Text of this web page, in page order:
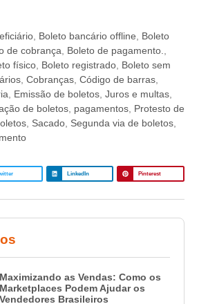
Boleto bancário offline
Boleto
de cobrança Boleto de pagamento.
físico Boleto registrado Boleto sem
Cobranças Código de barras
Emissão de boletos Juros e multas
de boletos pagamentos Protesto de
Sacado Segunda via de boletos
LinkedIn Pinterest
Maximizando as Vendas: Como os
Marketplaces Podem Ajudar os
Vendedores Brasileiros